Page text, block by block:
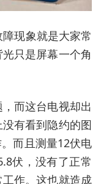
现象就是大家常
只是屏幕一个角
而这台电视却出
有看到隐约的图
而且测量12伏电
伏，没有了正常
作。这也就造成